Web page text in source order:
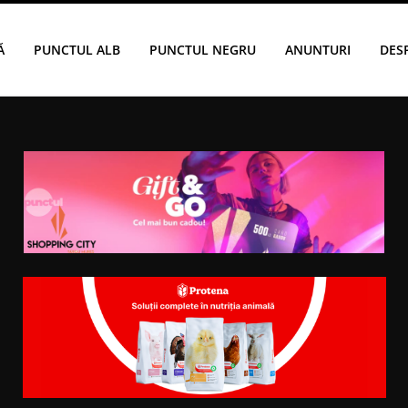
PUNCTUL ALB PUNCTUL NEGRU ANUNTURI